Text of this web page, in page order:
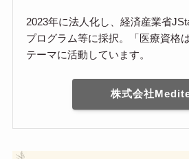
2023年に法人化し、経済産業省
プログラム等に採択。「医療資格
テーマに活動しています。
株式会社